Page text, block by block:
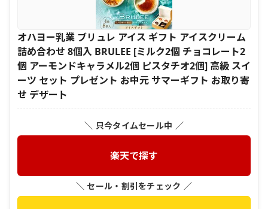
オハヨー乳業 ブリュレ アイス ギフト アイスクリーム
詰め合わせ 8個入 BRULEE [ミルク2個 チョコレート2
個 アーモンドキャラメル2個 ピスタチオ2個] 高級 スイ
ーツ セット プレゼント お中元 サマーギフト お取り寄
せ デザート
＼ 只今タイムセール中 ／
楽天で探す
＼ セール・割引をチェック ／